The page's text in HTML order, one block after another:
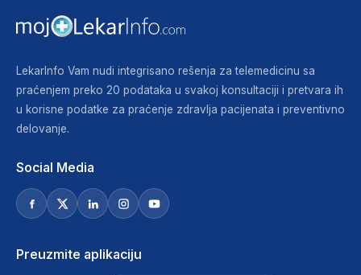
LekarInfo Vam nudi integrisano rešenja za telemedicinu sa
praćenjem preko 20 podataka u svakoj konsultaciji i pretvara ih
u korisne podatke za praćenje zdravlja pacijenata i preventivno
delovanje.
Social Media
Preuzmite aplikaciju